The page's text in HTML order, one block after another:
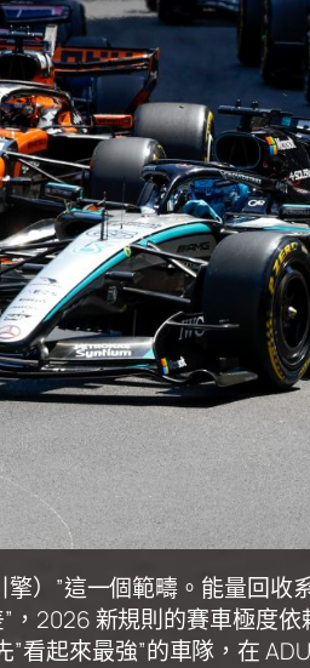
擎）”這一個範疇。能量回
2026 新規則的賽車極度
起來最強”的車隊，在